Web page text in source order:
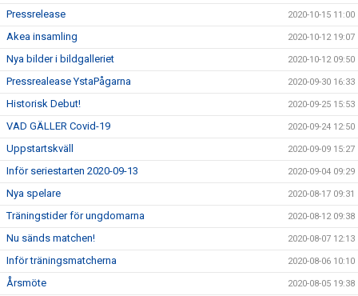
Pressrelease 2020-10-15 11:00
Akea insamling 2020-10-12 19:07
Nya bilder i bildgalleriet 2020-10-12 09:50
Pressrealease YstaPågarna 2020-09-30 16:33
Historisk Debut! 2020-09-25 15:53
VAD GÄLLER Covid-19 2020-09-24 12:50
Uppstartskväll 2020-09-09 15:27
Inför seriestarten 2020-09-13 2020-09-04 09:29
Nya spelare 2020-08-17 09:31
Träningstider för ungdomarna 2020-08-12 09:38
Nu sänds matchen! 2020-08-07 12:13
Inför träningsmatcherna 2020-08-06 10:10
Årsmöte 2020-08-05 19:38